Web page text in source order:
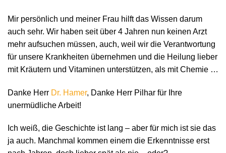
Mir persönlich und meiner Frau hilft das Wissen darum
auch sehr. Wir haben seit über 4 Jahren nun keinen Arzt
mehr aufsuchen müssen, auch, weil wir die Verantwortung
für unsere Krankheiten übernehmen und die Heilung lieber
mit Kräutern und Vitaminen unterstützen, als mit Chemie …
Danke Herr Dr. Hamer, Danke Herr Pilhar für Ihre
unermüdliche Arbeit!
Ich weiß, die Geschichte ist lang – aber für mich ist sie das
ja auch. Manchmal kommen einem die Erkenntnisse erst